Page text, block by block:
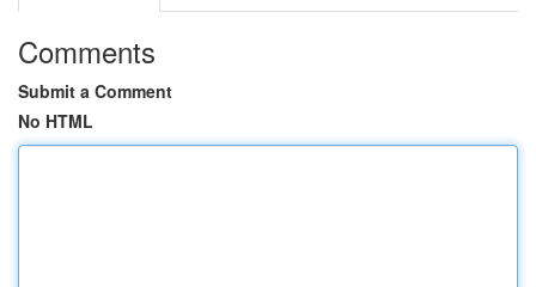
Comments
Submit a Comment
No HTML